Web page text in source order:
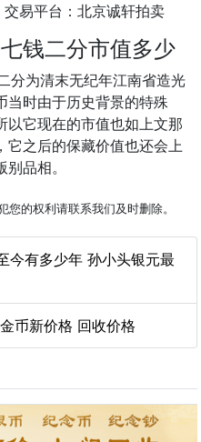
易平台：北京诚轩拍卖
钱二分市值多少
分为清末无纪年江南省造光
当时由于历史背景的特殊
以它现在的市值也如上文那
它之后的保藏价值也还会上
品相。
的权利请联系我们及时删除。
今有多少年 孙小头银元最
币新价格 回收价格